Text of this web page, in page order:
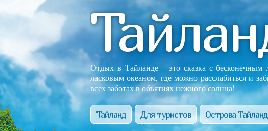
Отдых в Тайланде – это сказка с бесконечным
ласковым океаном, где можно расслабиться и
всех заботах в объятиях нежного солнца!
Тайланд Для туристов Острова